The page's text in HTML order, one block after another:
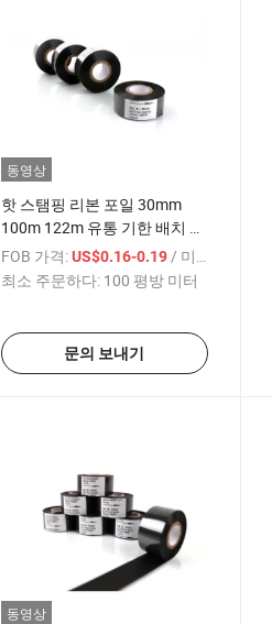
동영상
핫 스탬핑 리본 포일 30mm
100m 122m 유통 기한 배치 번
호 스탬프 포일 코딩 기계용 열
전사 리본
FOB 가격: US$0.16-0.19 / 미터
최소 주문하다: 100 평방 미터
문의 보내기
동영상